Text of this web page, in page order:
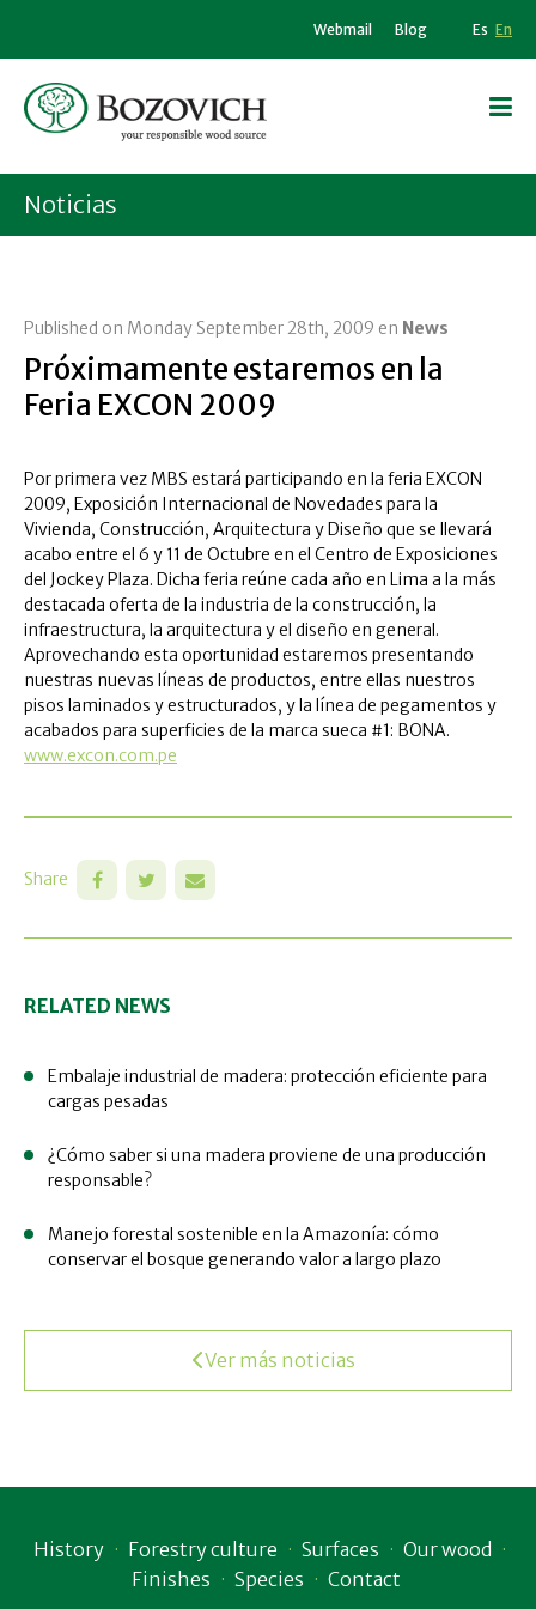
Webmail Blog Es En
Noticias
Published on Monday September 28th, 2009 en News
Próximamente estaremos en la
Feria EXCON 2009
Por primera vez MBS estará participando en la feria EXCON
2009, Exposición Internacional de Novedades para la
Vivienda, Construcción, Arquitectura y Diseño que se llevará
acabo entre el 6 y 11 de Octubre en el Centro de Exposiciones
del Jockey Plaza. Dicha feria reúne cada año en Lima a la más
destacada oferta de la industria de la construcción, la
infraestructura, la arquitectura y el diseño en general.
Aprovechando esta oportunidad estaremos presentando
nuestras nuevas líneas de productos, entre ellas nuestros
pisos laminados y estructurados, y la línea de pegamentos y
acabados para superficies de la marca sueca #1: BONA.
www.excon.com.pe
Share
RELATED NEWS
Embalaje industrial de madera: protección eficiente para
cargas pesadas
¿Cómo saber si una madera proviene de una producción
responsable?
Manejo forestal sostenible en la Amazonía: cómo
conservar el bosque generando valor a largo plazo
Ver más noticias
History Forestry culture Surfaces
Our wood
Finishes
Species Contact